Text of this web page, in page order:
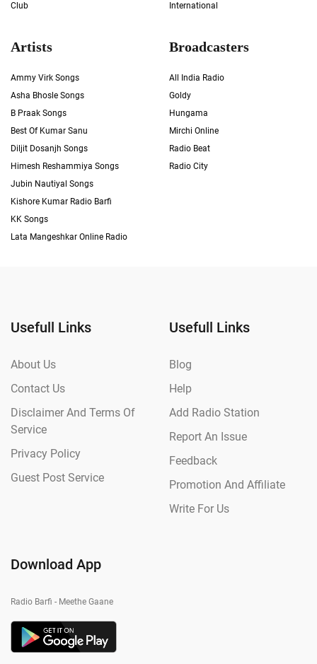
Club
International
Artists
Ammy Virk Songs
Asha Bhosle Songs
B Praak Songs
Best Of Kumar Sanu
Diljit Dosanjh Songs
Himesh Reshammiya Songs
Jubin Nautiyal Songs
Kishore Kumar Radio Barfi
KK Songs
Lata Mangeshkar Online Radio
Broadcasters
All India Radio
Goldy
Hungama
Mirchi Online
Radio Beat
Radio City
Usefull Links
About Us
Contact Us
Disclaimer And Terms Of
Service
Privacy Policy
Guest Post Service
Usefull Links
Blog
Help
Add Radio Station
Report An Issue
Feedback
Promotion And Affiliate
Write For Us
Download App
Radio Barfi - Meethe Gaane